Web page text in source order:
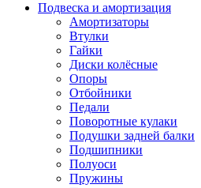
Подвеска и амортизация
Амортизаторы
Втулки
Гайки
Диски колёсные
Опоры
Отбойники
Педали
Поворотные кулаки
Подушки задней балки
Подшипники
Полуоси
Пружины